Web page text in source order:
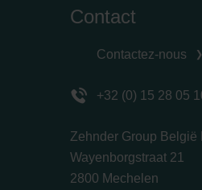
Contact
Contactez-nous
+32 (0) 15 28 05
Zehnder Group België
Wayenborgstraat 21
2800 Mechelen